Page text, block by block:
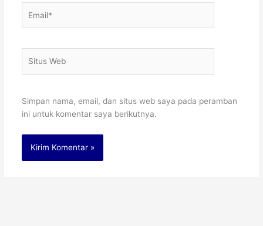
Web
Simpan nama, email, dan situs web saya pada peramban
ini untuk komentar saya berikutnya.